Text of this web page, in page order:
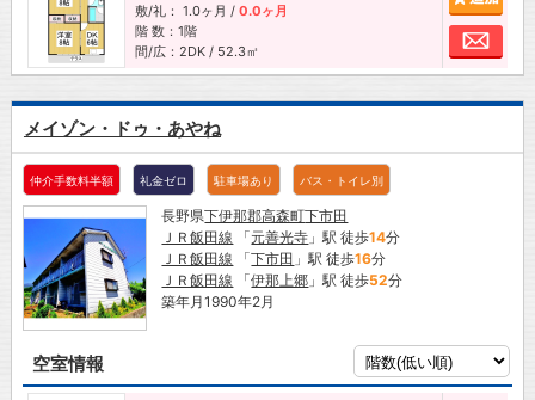
敷/礼： 1.0ヶ月 / 0.0ヶ月
階 数：1階
間/広：2DK / 52.3㎡
お
メイゾン・ドゥ・あやね
仲介手数料半額 礼金ゼロ 駐車場あり バス・トイレ別
長野県下伊那郡高森町下市田
ＪＲ飯田線 「元善光寺 」駅 徒歩14分
ＪＲ飯田線 「下市田 」駅 徒歩16分
ＪＲ飯田線 「伊那上郷 」駅 徒歩52分
築年月1990年2月
空室情報